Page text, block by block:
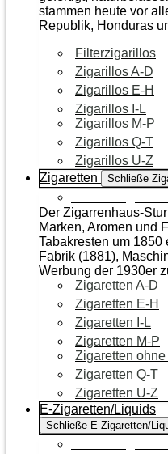
stammen heute vor
Republik, Honduras
Filterzigarillos
Zigarillos A-D
Zigarillos E-H
Zigarillos I-L
Zigarillos M-P
Zigarillos Q-T
Zigarillos U-Z
Zigaretten
Schließe
Der Zigarrenhaus-
Marken, Aromen und
Tabakresten um 1850
Fabrik (1881),
Werbung der 1930er
Zigaretten A-D
Zigaretten E-H
Zigaretten I-L
Zigaretten M-P
Zigaretten
Zigaretten Q-T
Zigaretten U-Z
E-Zigaretten/Liquids
Schließe E-Zigaretten/